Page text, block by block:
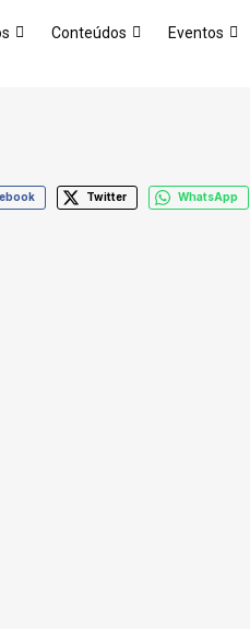
Conteúdos Eventos
Twitter WhatsApp